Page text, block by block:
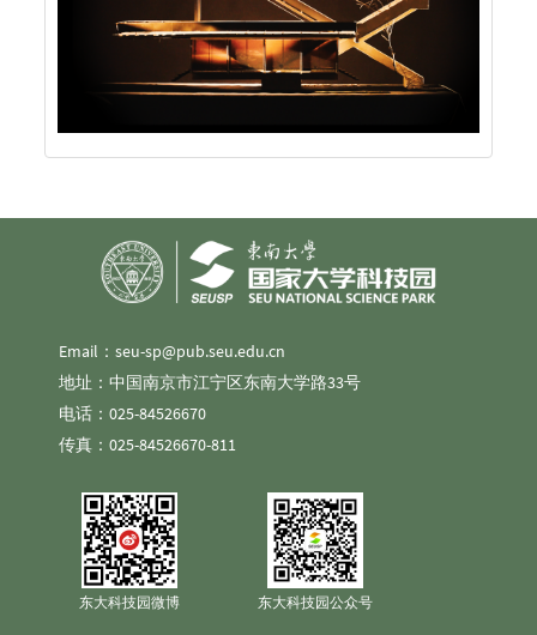
Email：seu-sp@pub.seu.edu.cn
地址：中国南京市江宁区东南大学路33号
电话：025-84526670
传真：025-84526670-811
东大科技园微博 东大科技园公众号